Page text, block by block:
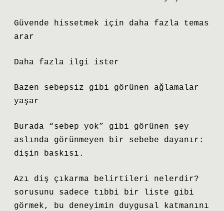
Güvende hissetmek için daha fazla temas
arar
Daha fazla ilgi ister
Bazen sebepsiz gibi görünen ağlamalar
yaşar
Burada “sebep yok” gibi görünen şey
aslında görünmeyen bir sebebe dayanır:
dişin baskısı.
Azı diş çıkarma belirtileri nelerdir?
sorusunu sadece tıbbi bir liste gibi
görmek, bu deneyimin duygusal katmanını